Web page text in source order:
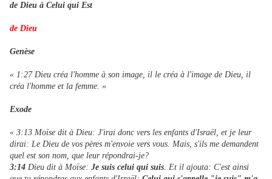
de Dieu à Celui qui Est
de Dieu
Genèse
« 1:27 Dieu créa l'homme à son image, il le créa à l'image de Dieu, il
créa l'homme et la femme. »
Exode
« 3:13 Moïse dit à Dieu: J'irai donc vers les enfants d'Israël, et je leur
dirai: Le Dieu de vos pères m'envoie vers vous. Mais, s'ils me demandent
quel est son nom, que leur répondrai-je?
3:14 Dieu dit à Moïse: Je suis celui qui suis. Et il ajouta: C'est ainsi